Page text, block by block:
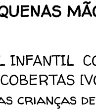
INFANTIL
crianças